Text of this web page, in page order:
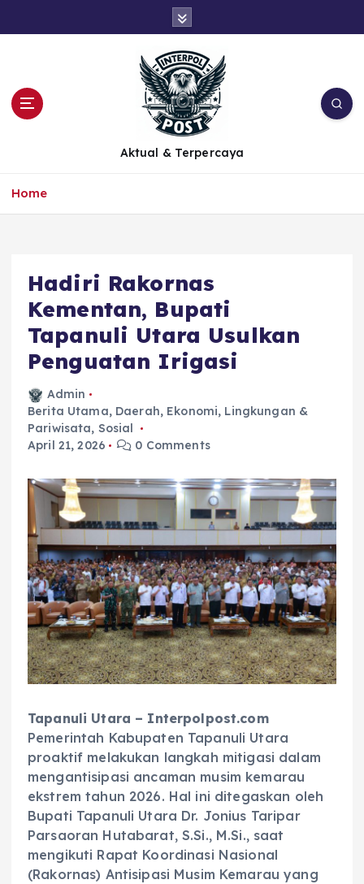
Aktual & Terpercaya
Home
Hadiri Rakornas
Kementan, Bupati
Tapanuli Utara Usulkan
Penguatan Irigasi
Admin
Berita Utama, Daerah, Ekonomi, Lingkungan &
Pariwisata, Sosial
April 21, 2026
0 Comments
Tapanuli Utara – Interpolpost.com
Pemerintah Kabupaten Tapanuli Utara
proaktif melakukan langkah mitigasi dalam
mengantisipasi ancaman musim kemarau
ekstrem tahun 2026. Hal ini ditegaskan oleh
Bupati Tapanuli Utara Dr. Jonius Taripar
Parsaoran Hutabarat, S.Si., M.Si., saat
mengikuti Rapat Koordinasi Nasional
(Rakornas) Antisipasi Musim Kemarau yang